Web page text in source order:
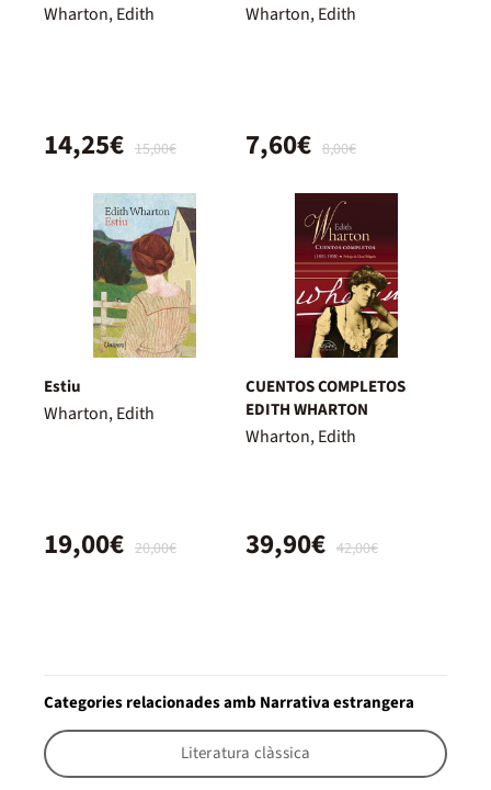
Wharton, Edith
15,00€
14,25€
Wharton, Edith
8,00€
7,60€
Estiu
Wharton, Edith
20,00€
19,00€
CUENTOS COMPLETOS
EDITH WHARTON
Wharton, Edith
42,00€
39,90€
Categories relacionades amb Narrativa estrangera
Literatura clàssica